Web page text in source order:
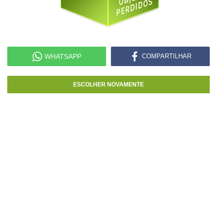
WHATSAPP COMPARTILHAR
ESCOLHER NOVAMENTE